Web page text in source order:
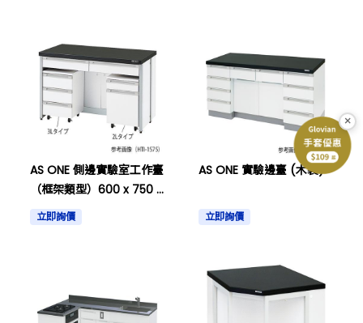
AS ONE 側邊實驗室工作臺
（框架類型）600 x 750 x
800毫米等等
立即詢價
AS ONE 實驗邊臺 (木製)
立即詢價
×